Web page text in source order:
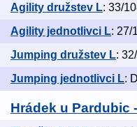
Agility družstev L: 33/
Agility jednotlivci L: 27/
Jumping družstev L:
Jumping jednotlivci L:
Hrádek u Pardubic